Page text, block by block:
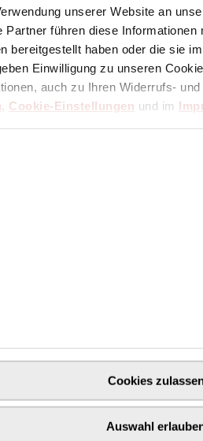
unserer Website an
Partner führen diese
bereitgestellt haben oder die sie
Einwilligung zu unseren
auch zu Ihren Widerrufs-
, Cookie-Einstellungen und im
Cookies
Auswahl